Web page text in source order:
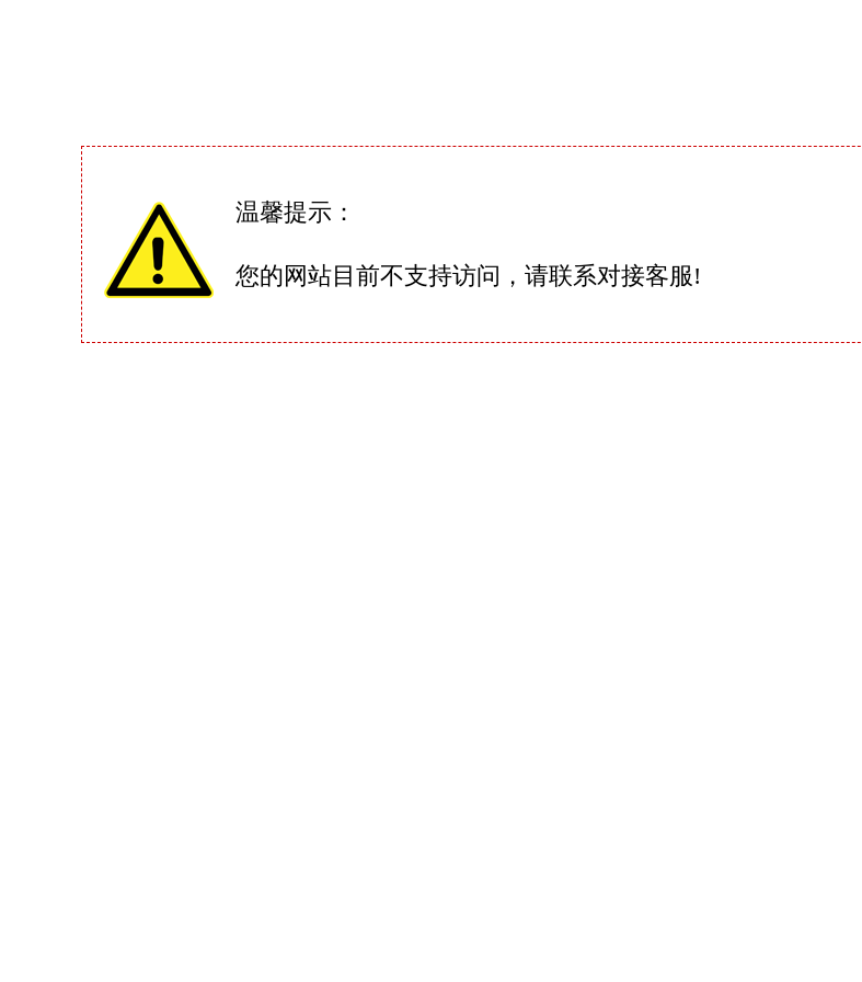
温馨提示：
您的网站目前不支持访问，请联系对接客服!